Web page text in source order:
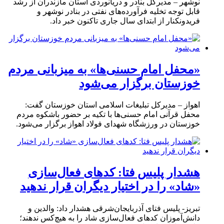
قابل توجه تخلیه فرآورده‌های نفتی در بنادر نوشهر و
فریدونکنار از ابتدای سال جاری تاکنون خبر داد.
«محفل امام حسنی‌ها» به میزبانی مردم
خوزستان برگزار می‌شود
اهواز – مدیرکل تبلیغات اسلامی استان خوزستان گفت:
محفل قرآنی امام حسنی‌ها با تکیه بر حضور باشکوه مردم
خوزستان در ورزشگاه شهدای فولاد اهواز برگزار می‌شود.
هشدار پلیس فتا: کدهای فعال‌سازی
«شاد» را در اختیار دیگران قرار ندهید
تبریز- پلیس فتای آذربایجان‌شرقی هشدار داد: والدین و
دانش‌آموزان کدهای فعال‌سازی شاد را به هیچ‌کس ندهند؛